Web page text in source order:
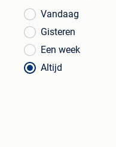
Vandaag
Gisteren
Een week
Altijd